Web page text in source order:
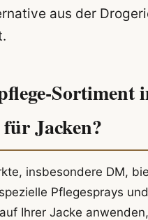
aus der
Sortiment
Jacken?
insbesondere DM,
Pflegesprays
Ihrer Jacke